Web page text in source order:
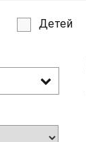
Детей